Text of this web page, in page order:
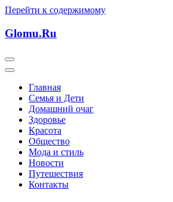
Перейти к содержимому
Glomu.Ru
Главная
Семья и Дети
Домашний очаг
Здоровье
Красота
Общество
Мода и стиль
Новости
Путешествия
Контакты